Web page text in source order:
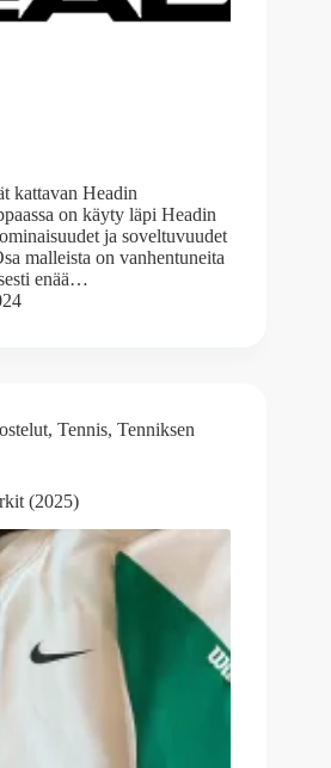
kattavan Headin
on käyty läpi Headin
ja soveltuvuudet
malleista on vanhentuneita
enää…
, Tennis, Tenniksen
(2025)